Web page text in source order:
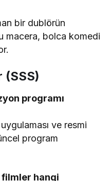
bir dublörün
macera, bolca komedi
(SSS)
programı
ve resmi
program
filmler hangi